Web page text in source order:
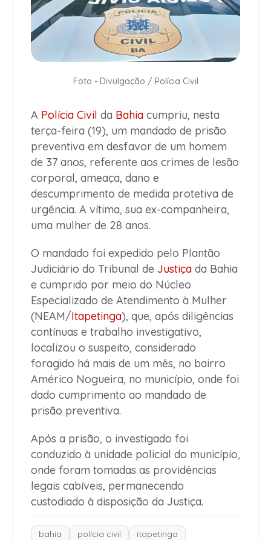
Foto - Divulgação / Polícia Civil
A Polícia Civil da Bahia cumpriu, nesta
terça-feira (19), um mandado de prisão
preventiva em desfavor de um homem
de 37 anos, referente aos crimes de lesão
corporal, ameaça, dano e
descumprimento de medida protetiva de
urgência. A vítima, sua ex-companheira,
uma mulher de 28 anos.
O mandado foi expedido pelo Plantão
Judiciário do Tribunal de Justiça da Bahia
e cumprido por meio do Núcleo
Especializado de Atendimento à Mulher
(NEAM/Itapetinga), que, após diligências
contínuas e trabalho investigativo,
localizou o suspeito, considerado
foragido há mais de um mês, no bairro
Américo Nogueira, no município, onde foi
dado cumprimento ao mandado de
prisão preventiva.
Após a prisão, o investigado foi
conduzido à unidade policial do município,
onde foram tomadas as providências
legais cabíveis, permanecendo
custodiado à disposição da Justiça.
bahia polícia civil
itapetinga